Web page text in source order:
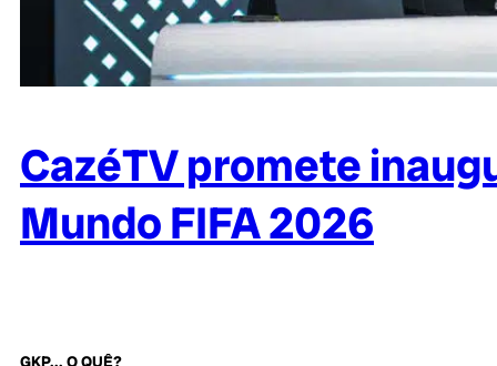
CazéTV promete
Mundo FIFA 2026
GKP... O QUÊ?